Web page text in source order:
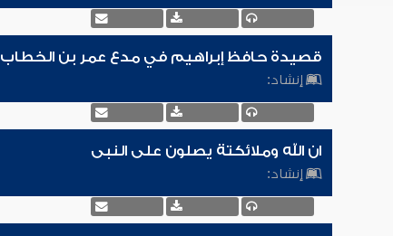
قصيدة حافظ إبراهيم في مدع عمر بن الخطاب
إنشاد:
ان الله وملائكتة يصلون على النبى
إنشاد: